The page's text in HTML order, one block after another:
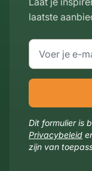
laatste
E-mailadres
Dit formulier is
Privacybeleid
zijn van